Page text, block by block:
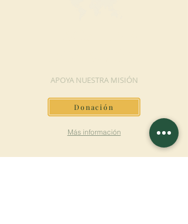
APOYA NUESTRA MISIÓN
Donación
Más información